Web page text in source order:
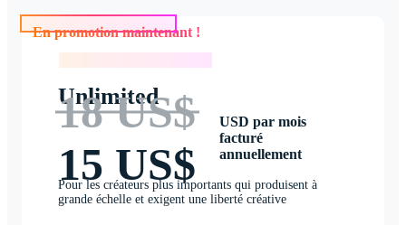
En promotion maintenant !
Unlimited
18 US$
15 US$
USD par mois
facturé
annuellement
Pour les créateurs plus importants qui produisent à
grande échelle et exigent une liberté créative